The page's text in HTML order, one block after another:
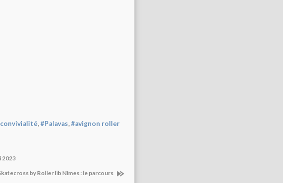
,#Palavas,#avignon roller
2023
by Roller lib Nîmes : le parcours